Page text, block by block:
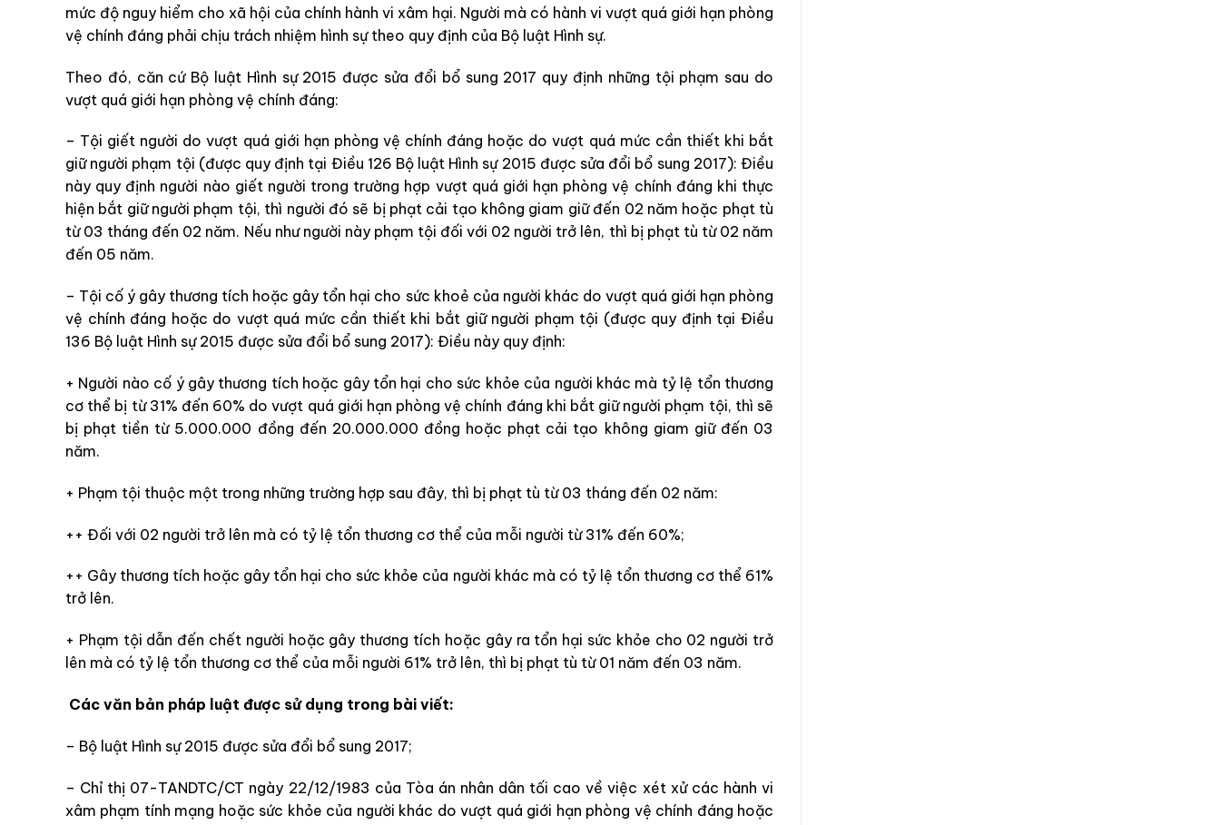
mức độ nguy hiểm cho xã hội của chính hành vi xâm hại. Người mà có hành vi vượt quá giới hạn phòng
vệ chính đáng phải chịu trách nhiệm hình sự theo quy định của Bộ luật Hình sự.
Theo đó, căn cứ Bộ luật Hình sự 2015 được sửa đổi bổ sung 2017 quy định những tội phạm sau do
vượt quá giới hạn phòng vệ chính đáng:
– Tội giết người do vượt quá giới hạn phòng vệ chính đáng hoặc do vượt quá mức cần thiết khi bắt
giữ người phạm tội (được quy định tại Điều 126 Bộ luật Hình sự 2015 được sửa đổi bổ sung 2017): Điều
này quy định người nào giết người trong trường hợp vượt quá giới hạn phòng vệ chính đáng khi thực
hiện bắt giữ người phạm tội, thì người đó sẽ bị phạt cải tạo không giam giữ đến 02 năm hoặc phạt tù
từ 03 tháng đến 02 năm. Nếu như người này phạm tội đối với 02 người trở lên, thì bị phạt tù từ 02 năm
đến 05 năm.
– Tội cố ý gây thương tích hoặc gây tổn hại cho sức khoẻ của người khác do vượt quá giới hạn phòng
vệ chính đáng hoặc do vượt quá mức cần thiết khi bắt giữ người phạm tội (được quy định tại Điều
136 Bộ luật Hình sự 2015 được sửa đổi bổ sung 2017): Điều này quy định:
+ Người nào cố ý gây thương tích hoặc gây tổn hại cho sức khỏe của người khác mà tỷ lệ tổn thương
cơ thể bị từ 31% đến 60% do vượt quá giới hạn phòng vệ chính đáng khi bắt giữ người phạm tội, thì sẽ
bị phạt tiền từ 5.000.000 đồng đến 20.000.000 đồng hoặc phạt cải tạo không giam giữ đến 03
năm.
+ Phạm tội thuộc một trong những trường hợp sau đây, thì bị phạt tù từ 03 tháng đến 02 năm:
++ Đối với 02 người trở lên mà có tỷ lệ tổn thương cơ thể của mỗi người từ 31% đến 60%;
++ Gây thương tích hoặc gây tổn hại cho sức khỏe của người khác mà có tỷ lệ tổn thương cơ thể 61%
trở lên.
+ Phạm tội dẫn đến chết người hoặc gây thương tích hoặc gây ra tổn hại sức khỏe cho 02 người trở
lên mà có tỷ lệ tổn thương cơ thể của mỗi người 61% trở lên, thì bị phạt tù từ 01 năm đến 03 năm.
Các văn bản pháp luật được sử dụng trong bài viết:
– Bộ luật Hình sự 2015 được sửa đổi bổ sung 2017;
– Chỉ thị 07-TANDTC/CT ngày 22/12/1983 của Tòa án nhân dân tối cao về việc xét xử các hành vi
xâm phạm tính mạng hoặc sức khỏe của người khác do vượt quá giới hạn phòng vệ chính đáng hoặc